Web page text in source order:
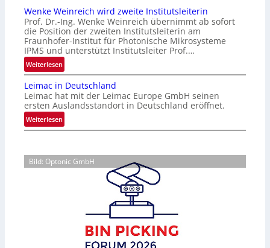
k
e
n
ü
r
i
e
C
M
S
S
n
g
l
o
r
S
n
s
r
u
Wenke Weinreich wird zweite Institutsleiterin
Prof. Dr.-Ing. Wenke Weinreich übernimmt ab sofort
die Position der zweiten Institutsleiterin am
Fraunhofer-Institut für Photonische Mikrosysteme
IPMS und unterstützt Institutsleiter Prof.…
Weiterlesen:
W
n
k
e
W
i
n
Leimac in Deutschland
Leimac hat mit der Leimac Europe GmbH seinen
ersten Auslandsstandort in Deutschland eröffnet.
Weiterlesen:
L
m
Bild: Optonic GmbH